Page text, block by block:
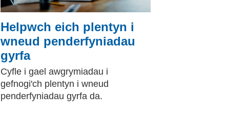
Helpwch eich plentyn i
wneud penderfyniadau
gyrfa
Cyfle i gael awgrymiadau i
gefnogi'ch plentyn i wneud
penderfyniadau gyrfa da.